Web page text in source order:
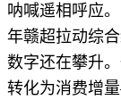
呐喊遥相呼应
年赣超拉动综
数字还在攀升
转化为消费增